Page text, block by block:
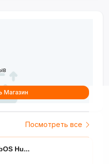
Посмотреть все
Hu...
Магазин